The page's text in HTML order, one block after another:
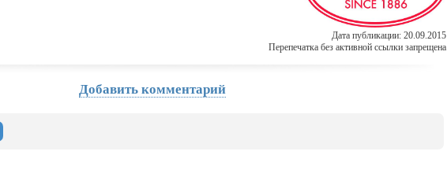
Дата публикации: 20.09.2015
Перепечатка без активной ссылки запрещена
Добавить комментарий